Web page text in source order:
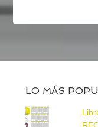
LO MÁS